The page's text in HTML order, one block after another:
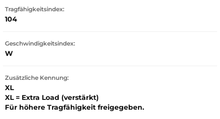
Tragfähigkeitsindex:
104
Geschwindigkeitsindex:
W
Zusätzliche Kennung:
XL
XL = Extra Load (verstärkt)
Für höhere Tragfähigkeit freigegeben.